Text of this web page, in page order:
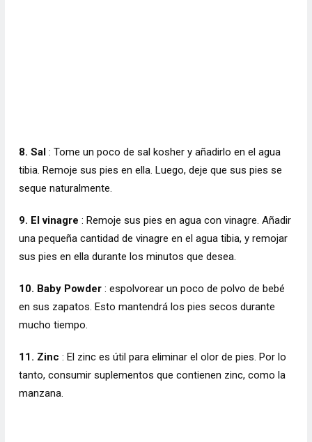
8. Sal : Tome un poco de sal kosher y añadirlo en el agua
tibia. Remoje sus pies en ella. Luego, deje que sus pies se
seque naturalmente.
9. El vinagre : Remoje sus pies en agua con vinagre. Añadir
una pequeña cantidad de vinagre en el agua tibia, y remojar
sus pies en ella durante los minutos que desea.
10. Baby Powder: espolvorear un poco de polvo de bebé
en sus zapatos. Esto mantendrá los pies secos durante
mucho tiempo.
11. Zinc : El zinc es útil para eliminar el olor de pies. Por lo
tanto, consumir suplementos que contienen zinc, como la
manzana.